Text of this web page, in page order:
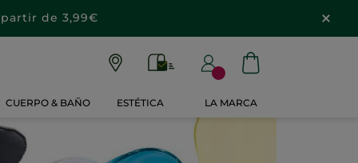
de 3,99€
CUERPO & BAÑO ESTÉTICA LA MARCA